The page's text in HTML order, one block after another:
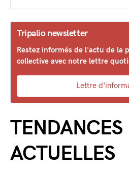
Tripalio newsletter
Restez informés de l'actu de la
collective avec notre lettre
Lettre
TENDANCES
ACTUELLES